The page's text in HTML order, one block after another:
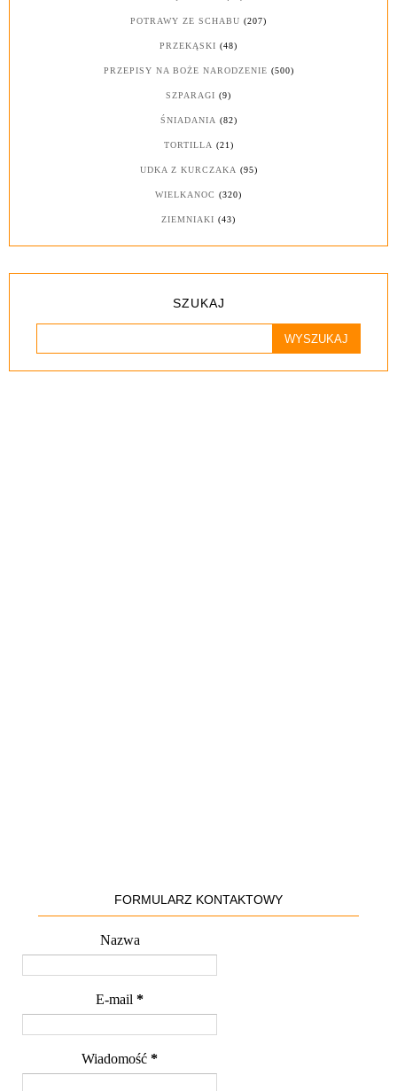
POTRAWY ZE SCHABU (207)
PRZEKĄSKI (48)
PRZEPISY NA BOŻE NARODZENIE (500)
SZPARAGI (9)
ŚNIADANIA (82)
TORTILLA (21)
UDKA Z KURCZAKA (95)
WIELKANOC (320)
ZIEMNIAKI (43)
SZUKAJ
FORMULARZ KONTAKTOWY
Nazwa
E-mail *
Wiadomość *